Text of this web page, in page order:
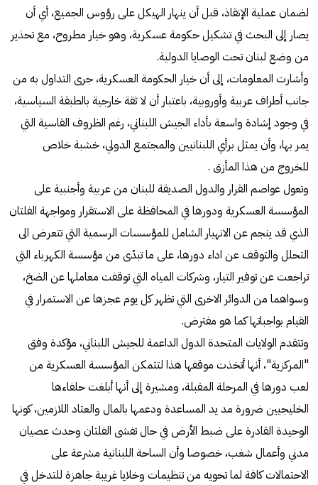
لضمان عملية الإنقاذ، قبل أن ينهار الهيكل على رؤوس الجميع، أي أن
يصار إلى البحث في تشكيل حكومة عسكرية، وهو خيار مطروح، مع تحذير
من وضع لبنان تحت الوصايا الدولية.
وأشارت المعلومات، إلى أن خيار الحكومة العسكرية، جرى التداول به من
جانب أطراف عربية وأوروبية، باعتبار أن لا ثقة خارجية بالطبقة السياسية،
في وجود إشادة واسعة بأداء الجيش اللبناني، رغم الظروف القاسية التي
يمر بها، وأن يمثل برأي اللبنانيين والمجتمع الدولي، خشبة خلاص
للخروج من هذا المأزق .
وتعول عواصم القرار والدول الصديقة للبنان من عربية وأجنبية على
المؤسسة العسكرية ودورها في المحافظة على الاستقرار ومواجهة الفلتان
الذي قد ينجم عن الانهيار الشامل للمؤسسات الرسمية التي تتعرض الى
التحلل والتوقف عن اداء دورها، على ما تبدّى من مؤسسة الكهرباء التي
تراجعت عن توفير التيار، وشركات المياه التي توقفت معاملها عن الضخ،
وسواهما من الدوائر الاخرى التي تظهر كل يوم عجزها عن الاستمرار في
القيام بواجباتها كما هو مفترض.
وتتقدم الولايات المتحدة الدول الداعمة للجيش اللبناني، مؤكدة وفق
"المركزية"، أنها أتخذت موقفها هذا لتتمكن المؤسسة العسكرية من
لعب دورها في المرحلة المقبلة، ومشيرة إلى أنها أبلغت حلفاءها
الخليجيين ضرورة مد يد المساعدة ودعمها بالمال والعتاد اللازمين، كونها
الوحيدة القادرة على ضبط الأرض في حال تفشى الفلتان وحدث عصيان
مدني وأعمال شغب، خصوصا وأن الساحة اللبنانية مشرعة على
الاحتمالات كافة لما تحويه من تنظيمات وخلايا غريبة جاهزة للتدخل في